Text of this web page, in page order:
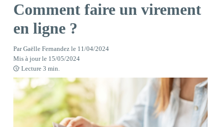
Comment faire un virement
en ligne ?
ParGaëlle Fernandez le 11/04/2024
Mis à jour le 15/05/2024
Lecture 3 min.